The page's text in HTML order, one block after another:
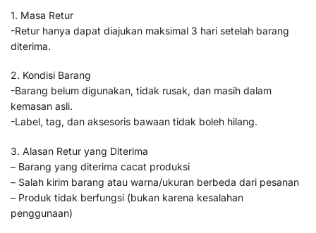
1. Masa Retur
-Retur hanya dapat diajukan maksimal 3 hari setelah barang
diterima.
2. Kondisi Barang
-Barang belum digunakan, tidak rusak, dan masih dalam
kemasan asli.
-Label, tag, dan aksesoris bawaan tidak boleh hilang.
3. Alasan Retur yang Diterima
– Barang yang diterima cacat produksi
– Salah kirim barang atau warna/ukuran berbeda dari pesanan
– Produk tidak berfungsi (bukan karena kesalahan
penggunaan)